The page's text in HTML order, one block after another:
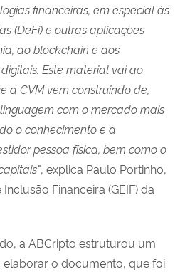
financeiras, em especial às
(DeFi) e outras aplicações
ao blockchain e aos
Este material vai ao
a CVM vem construindo de,
com o mercado mais
o conhecimento e a
pessoa física, bem como o
, explica Paulo Portinho,
Financeira (GEIF) da
a ABCripto estruturou um
o documento, que foi